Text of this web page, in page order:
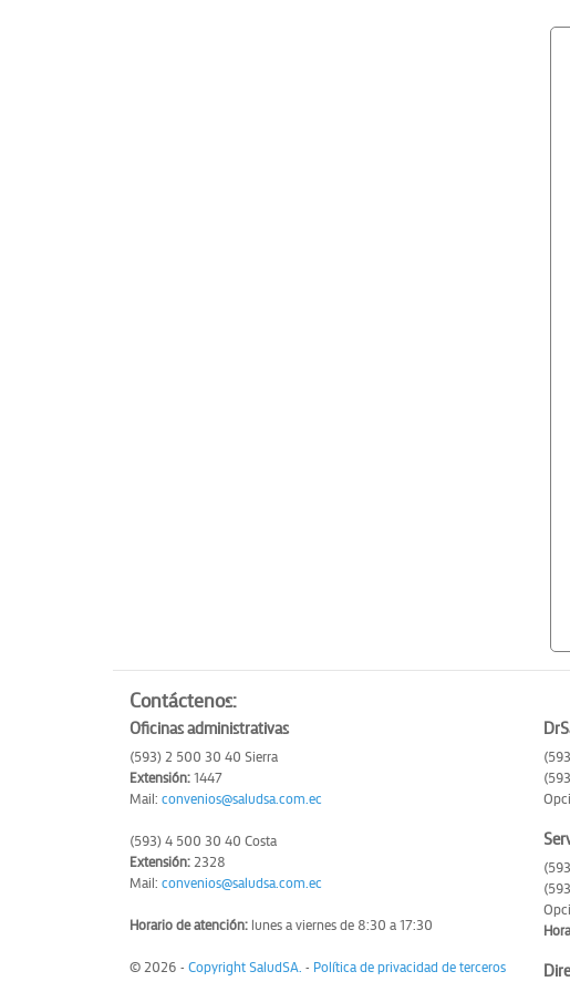
Contáctenos:
Oficinas administrativas
(593) 2 500 30 40 Sierra
Extensión:1447
Mail: convenios@saludsa.com.ec
(593) 4 500 30 40 Costa
Extensión:2328
Mail: convenios@saludsa.com.ec
Horario de atención: lunes a viernes de 8:30 a 17:30
©2026 - Copyright SaludSA. - Política de privacidad de terceros